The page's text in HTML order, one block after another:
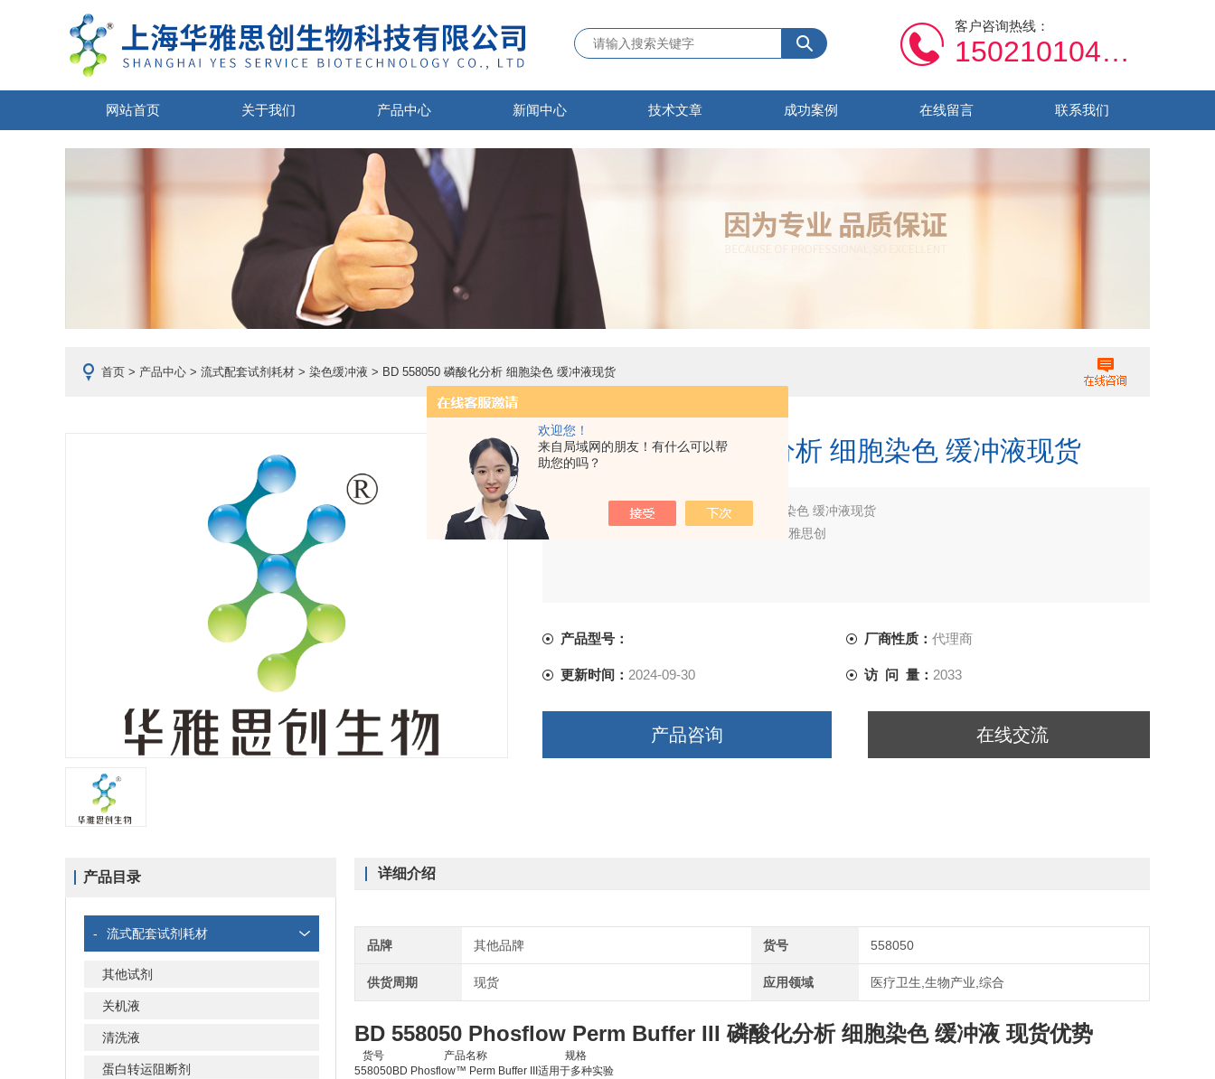
欢迎您！
来自局域网的朋友！有什么可以帮
助您的吗？
客户咨询热线：
15021010459
网站首页 关于我们 产品中心 新闻中心 技术文章 成功案例 在线留言 联系我们
首页 > 产品中心 > 流式配套试剂耗材 > 染色缓冲液 > BD 558050 磷酸化分析 细胞染色 缓冲液现货
BD 558050 磷酸化分析 细胞染色 缓冲液现货
BD 558050 磷酸化分析 细胞染色 缓冲液现货
买试剂，找华雅，更多生物试剂，就在华雅思创
产品型号： 厂商性质： 代理商
更新时间： 2024-09-30 访 问 量： 2033
产品咨询 在线交流
产品目录
- 流式配套试剂耗材
其他试剂
关机液
清洗液
蛋白转运阻断剂
详细介绍
品牌 其他品牌 货号 558050
供货周期 现货 应用领域 医疗卫生,生物产业,综合
BD 558050 Phosflow Perm Buffer III 磷酸化分析 细胞染色 缓冲液 现货优势
货号 产品名称
规格
558050BD Phosflow™ Perm Buffer III 适用于多种实验